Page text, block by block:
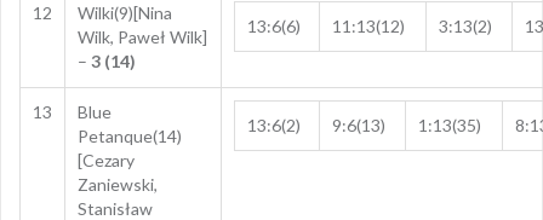
12
Wilki(9)[Nina
Wilk, Paweł Wilk]
– 3 (14)
13:6(6) 11:13(12) 3:13(2)
13
Blue
Petanque(14)
[Cezary
Zaniewski,
Stanisław
13:6(2) 9:6(13) 1:13(35)